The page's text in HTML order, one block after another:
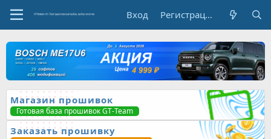
Вход Регистрация
Магазин прошивок
Готовая база прошивок GT-Team
Заказать прошивку